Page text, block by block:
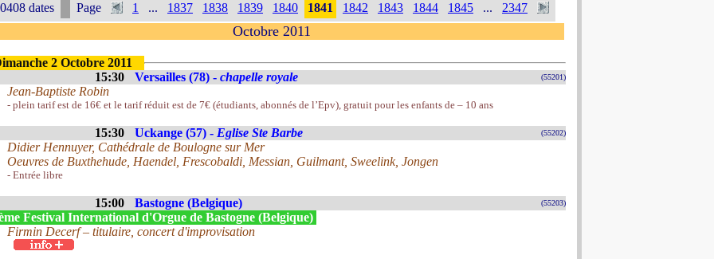
dates Page 1 ... 1837 1838 1839 1840 1841 1842 1843 1844 1845 ... 2347
Octobre 2011
2 Octobre 2011
15:30
Versailles (78) - chapelle royale (55201)
Jean-Baptiste Robin
- plein tarif est de 16€ et le tarif réduit est de 7€ (étudiants, abonnés de l’Epv), gratuit pour les enfants de – 10 ans
15:30 Uckange (57) - Eglise Ste Barbe (55202)
Didier Hennuyer, Cathédrale de Boulogne sur Mer
Oeuvres de Buxthehude, Haendel, Frescobaldi, Messian, Guilmant, Sweelink, Jongen
- Entrée libre
15:00 Bastogne (Belgique) (55203)
Festival International d'Orgue de Bastogne (Belgique)
Firmin Decerf – titulaire, concert d'improvisation